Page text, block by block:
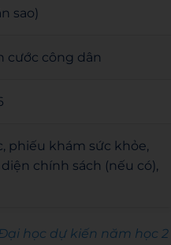
sao)
cước công dân
phiếu khám sức khỏe,
chính sách (nếu có),
học dự kiến năm học 2